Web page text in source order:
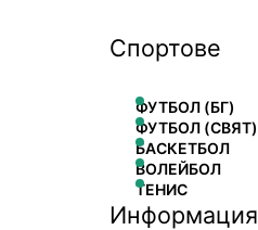
Спортове
ФУТБОЛ (БГ)
ФУТБОЛ (СВЯТ)
БАСКЕТБОЛ
ВОЛЕЙБОЛ
ТЕНИС
Информация